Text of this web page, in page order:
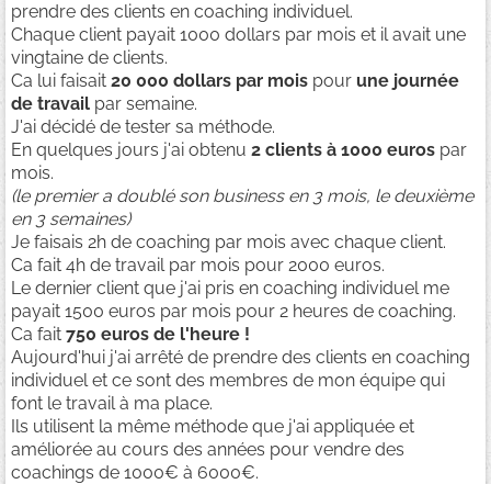
prendre des clients en coaching individuel.
Chaque client payait 1000 dollars par mois et il avait une
vingtaine de clients.
Ca lui faisait 20 000 dollars par mois pour une journée
de travail par semaine.
J'ai décidé de tester sa méthode.
En quelques jours j'ai obtenu 2 clients à 1000 euros par
mois.
(le premier a doublé son business en 3 mois, le deuxième
en 3 semaines)
Je faisais 2h de coaching par mois avec chaque client.
Ca fait 4h de travail par mois pour 2000 euros.
Le dernier client que j'ai pris en coaching individuel me
payait 1500 euros par mois pour 2 heures de coaching.
Ca fait 750 euros de l'heure !
Aujourd'hui j'ai arrêté de prendre des clients en coaching
individuel et ce sont des membres de mon équipe qui
font le travail à ma place.
Ils utilisent la même méthode que j'ai appliquée et
améliorée au cours des années pour vendre des
coachings de 1000€ à 6000€.